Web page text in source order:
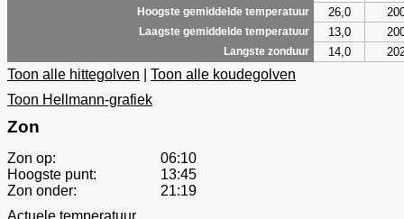
Hoogste gemiddelde temperatuur 26,0
Laagste gemiddelde temperatuur 13,0
Langste zonduur 14,0
Toon alle hittegolven
Toon alle koudegolven
Toon Hellmann-grafiek
Zon
Zon op:
06:10
Hoogste punt:
13:45
Zon onder:
21:19
Actuele temperatuur